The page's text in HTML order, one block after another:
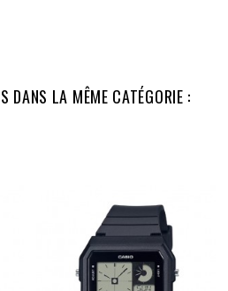
DANS LA MÊME CATÉGORIE :